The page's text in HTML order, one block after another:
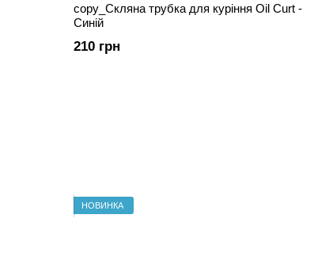
copy_Скляна трубка для куріння Oil Curt -
Синій
210 грн
НОВИНКА